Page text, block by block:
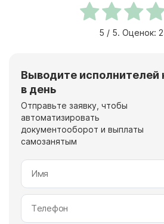
5 / 5. Оценок:
Выводите исполнителей
в день
Отправьте заявку, чтобы
автоматизировать
документооборот и выплаты
самозанятым